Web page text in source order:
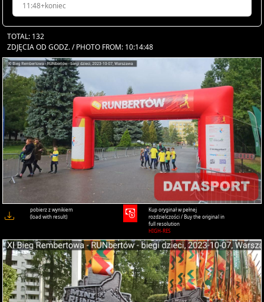
11:48+koniec
TOTAL: 132
ZDJĘCIA OD GODZ. / PHOTO FROM: 10:14:48
pobierz z wynikiem
(load with result)
Kup oryginał w pełnej
rozdzielczości / Buy the original in
full resolution
HIGH-RES